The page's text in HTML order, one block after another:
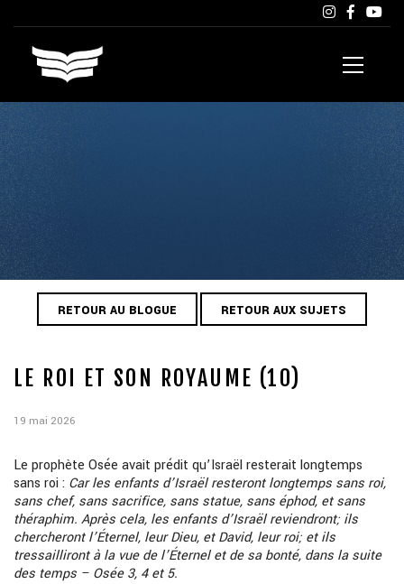
RETOUR AU BLOGUE RETOUR AUX SUJETS
LE ROI ET SON ROYAUME (10)
19 mai 2026
Le prophète Osée avait prédit qu’Israël resterait longtemps
sans roi : Car les enfants d’Israël resteront longtemps sans roi,
sans chef, sans sacrifice, sans statue, sans éphod, et sans
théraphim. Après cela, les enfants d’Israël reviendront; ils
chercheront l’Éternel, leur Dieu, et David, leur roi; et ils
tressailliront à la vue de l’Éternel et de sa bonté, dans la suite
des temps – Osée 3, 4 et 5.